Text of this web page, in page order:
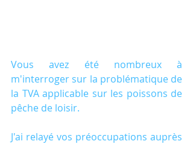
Vous avez été nombreux à
m'interroger sur la problématique de
la TVA applicable sur les poissons de
pêche de loisir.
J'ai relayé vos préoccupations auprès